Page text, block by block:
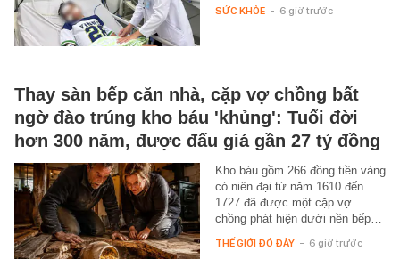
SỨC KHỎE - 6 giờ trước
Thay sàn bếp căn nhà, cặp vợ chồng bất
ngờ đào trúng kho báu 'khủng': Tuổi đời
hơn 300 năm, được đấu giá gần 27 tỷ đồng
Kho báu gồm 266 đồng tiền vàng
có niên đại từ năm 1610 đến
1727 đã được một cặp vợ
chồng phát hiện dưới nền bếp…
THẾ GIỚI ĐÓ ĐÂY - 6 giờ trước